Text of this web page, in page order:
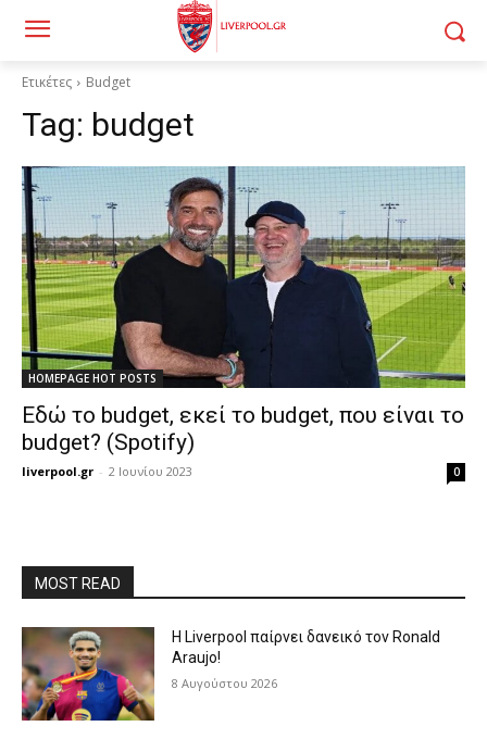
Ετικέτες Budget
Tag: budget
HOMEPAGE HOT POSTS
Εδώ το budget, εκεί το budget, που είναι το
budget? (Spotify)
liverpool.gr - 2 Ιουνίου 2023 0
MOST READ
Η Liverpool παίρνει δανεικό τον Ronald
Araujo!
8 Αυγούστου 2026